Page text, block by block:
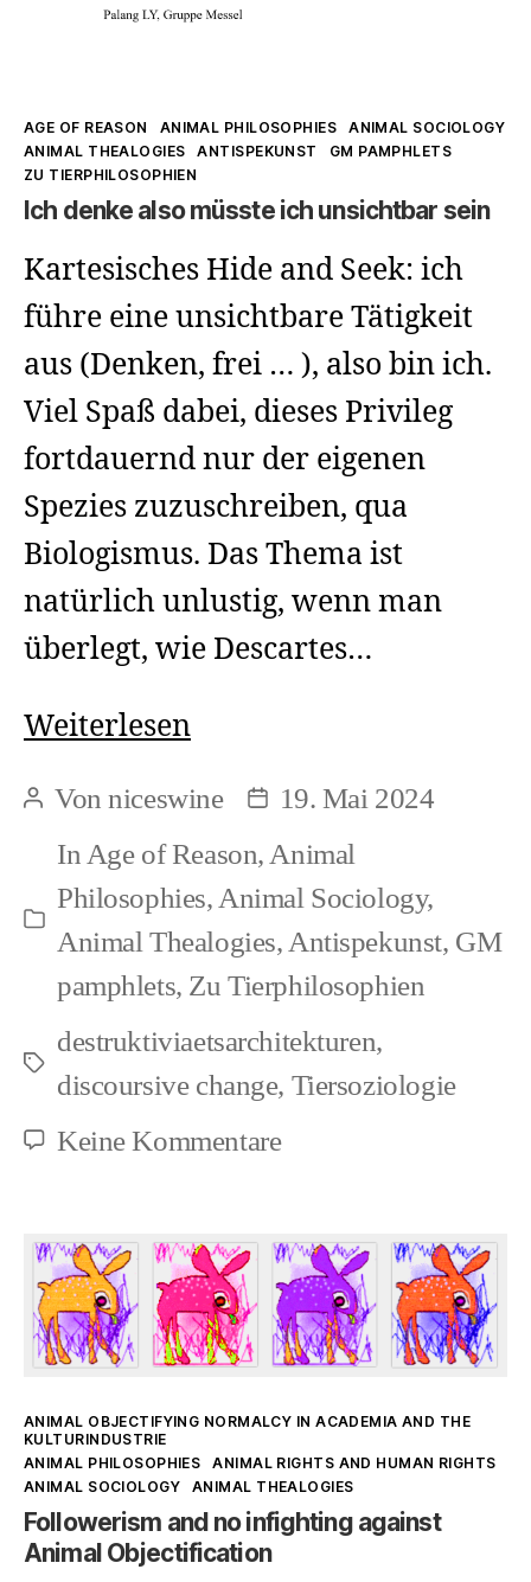
Kategorien
AGE OF REASON ANIMAL PHILOSOPHIES
ANIMAL SOCIOLOGY
ANIMAL THEALOGIES
ANTISPEKUNST
GM PAMPHLETS
ZU TIERPHILOSOPHIEN
Ich denke also müsste ich unsichtbar sein
Kartesisches Hide and Seek: ich
führe eine unsichtbare Tätigkeit
aus (Denken, frei … ), also bin ich.
Viel Spaß dabei, dieses Privileg
fortdauernd nur der eigenen
Spezies zuzuschreiben, qua
Biologismus. Das Thema ist
natürlich unlustig, wenn man
überlegt, wie Descartes…
WeiterlesenIch
also
müsste
ich
unsichtbar
Beitragsautor
Vonniceswine Beitragsdatum
19. Mai 2024
Kategorien
In Age of Reason, Animal
Philosophies, Animal Sociology,
Animal Thealogies, Antispekunst, GM
pamphlets, Zu Tierphilosophien
Schlagwörter
destruktiviaetsarchitekturen,
discoursive change, Tiersoziologie
Keine Kommentarezu
also
müsste
ich
Kategorien
ANIMAL OBJECTIFYING NORMALCY IN ACADEMIA AND THE
KULTURINDUSTRIE
ANIMAL PHILOSOPHIES
ANIMAL RIGHTS AND HUMAN RIGHTS
ANIMAL SOCIOLOGY
ANIMAL THEALOGIES
Followerism and no infighting against
Animal Objectification